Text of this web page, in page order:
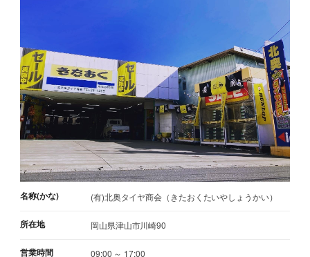
名称(かな) (有)北奥タイヤ商会（きたおくたいやしょうかい）
所在地 岡山県津山市川崎90
営業時間
09:00 ～ 17:00